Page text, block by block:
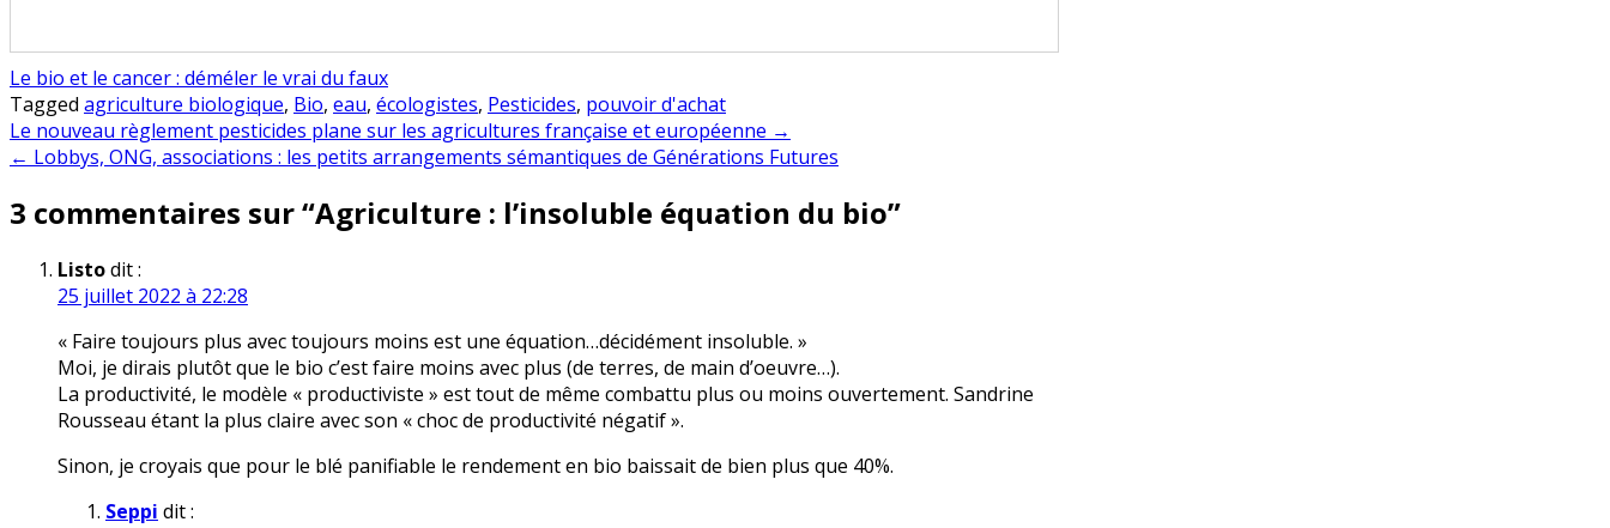
Le bio et le cancer : déméler le vrai du faux
Tagged agriculture biologique, Bio, eau, écologistes, Pesticides, pouvoir d'achat
Navigation
de
l’article
Le nouveau règlement pesticides plane sur les agricultures française et européenne →
← Lobbys, ONG, associations : les petits arrangements sémantiques de Générations Futures
3 commentaires sur “Agriculture : l’insoluble équation du bio”
Listodit :
25 juillet 2022 à 22:28
« Faire toujours plus avec toujours moins est une équation…décidément insoluble. »
Moi, je dirais plutôt que le bio c’est faire moins avec plus (de terres, de main d’oeuvre…).
La productivité, le modèle « productiviste » est tout de même combattu plus ou moins ouvertement. Sandrine
Rousseau étant la plus claire avec son « choc de productivité négatif ».
Sinon, je croyais que pour le blé panifiable le rendement en bio baissait de bien plus que 40%.
Seppi dit :